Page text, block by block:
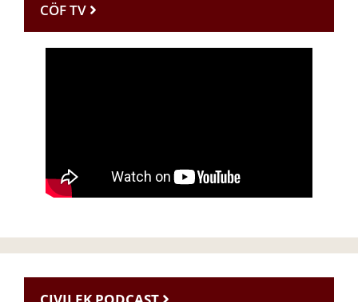
CÖF TV